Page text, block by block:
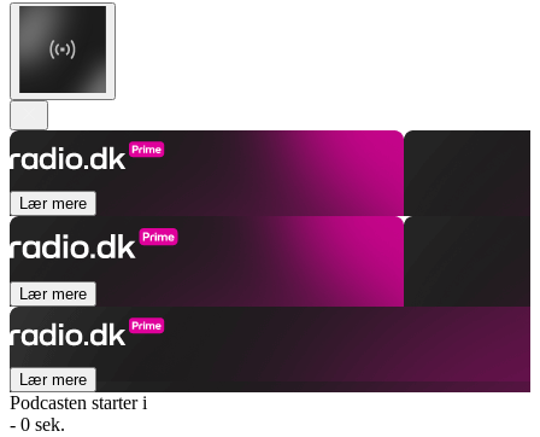
Lær mere
Lær mere
Lær mere
Podcasten starter i
- 0 sek.